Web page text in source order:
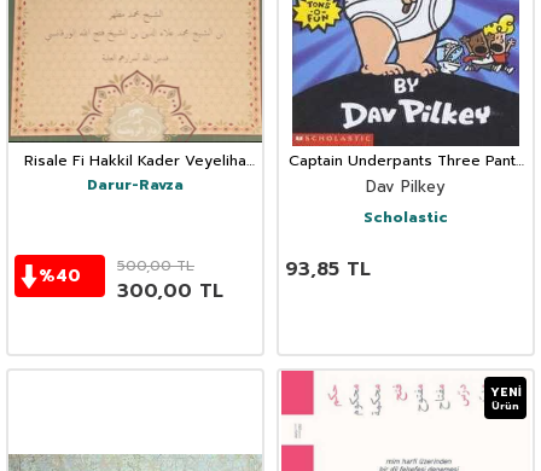
Risale Fi Hakkil Kader Veyeliha
Kitabü’n Nühceti’z Zekiyye Fi
Adabi’t Tarikati’n Nakşibendiyye
Darur-Ravza
%40 500,00TL
300,00 TL
Captain Underpants Three Pant-
tastic Novels in One
Dav Pilkey
Scholastic
93,85 TL
YENI
Ürün